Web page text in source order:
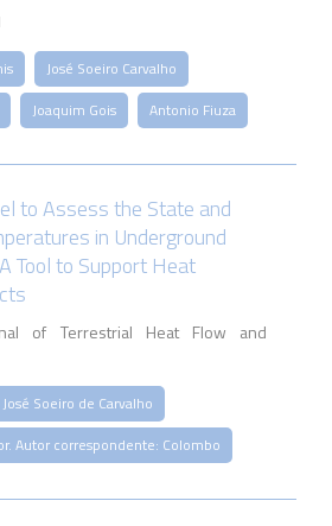
José Soeiro Carvalho
Joaquim Gois Antonio Fiuza
to Assess the State and
in Underground
Tool to Support Heat
of Terrestrial Heat Flow and
José Soeiro de Carvalho
Autor correspondente: Colombo